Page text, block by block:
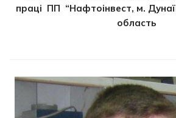
праці ПП “Нафтоінвест, м.
область